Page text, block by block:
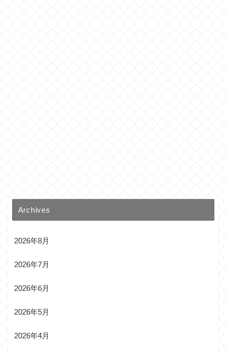
Archives
2026年8月
2026年7月
2026年6月
2026年5月
2026年4月